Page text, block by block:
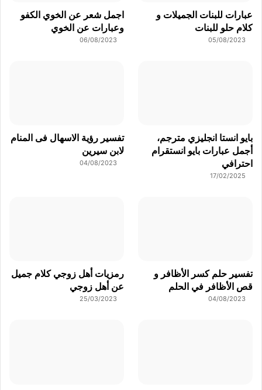
عبارات للبنات الجميلات و
كلام حلو للبنات
05/08/2023
اجمل شعر عن الخوي الكفو
وعبارات عن الخوي
06/08/2023
بايو انستا انجليزي مترجم،
أجمل عبارات بايو انستقرام
احترافي
17/02/2025
تفسير رؤية الاسهال فى المنام
لابن سيرين
04/08/2023
تفسير حلم كسر الأظافر و
قص الأظافر في الحلم
04/08/2023
رمزيات أهل زوجي كلام جميل
عن أهل زوجي
25/03/2023